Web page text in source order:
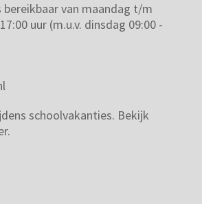
van maandag t/m
uur (m.u.v. dinsdag 09:00 -
schoolvakanties. Bekijk